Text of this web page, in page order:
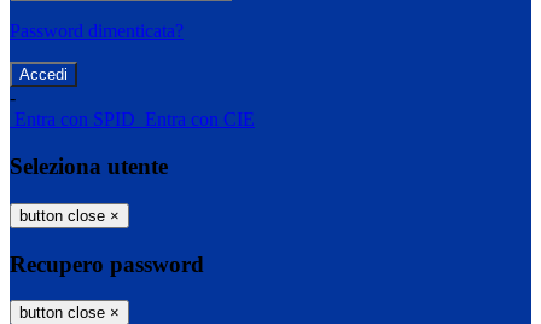
Password dimenticata?
-
Entra con SPID Entra con CIE
Seleziona utente
button close ×
Recupero password
button close ×